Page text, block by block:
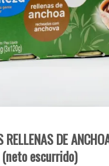
RELLENAS DE
escurrido)